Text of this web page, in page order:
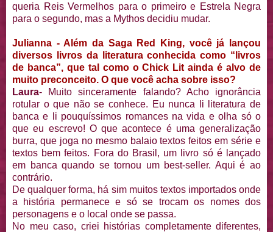
queria Reis Vermelhos para o primeiro e Estrela Negra
para o segundo, mas a Mythos decidiu mudar.
Julianna - Além da Saga Red King, você já lançou
diversos livros da literatura conhecida como “livros
de banca”, que tal como o Chick Lit ainda é alvo de
muito preconceito. O que você acha sobre isso?
Laura- Muito sinceramente falando? Acho ignorância
rotular o que não se conhece. Eu nunca li literatura de
banca e li pouquíssimos romances na vida e olha só o
que eu escrevo! O que acontece é uma generalização
burra, que joga no mesmo balaio textos feitos em série e
textos bem feitos. Fora do Brasil, um livro só é lançado
em banca quando se tornou um best-seller. Aqui é ao
contrário.
De qualquer forma, há sim muitos textos importados onde
a história permanece e só se trocam os nomes dos
personagens e o local onde se passa.
No meu caso, criei histórias completamente diferentes,